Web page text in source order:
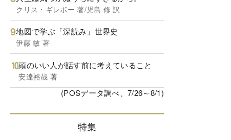
クリス・ギレボー 著/児島 修 訳
地図で学ぶ「深読み」世界史
伊藤 敏 著
頭のいい人が話す前に考えていること
安達裕哉 著
(POSデータ調べ、7/26～8/1)
特集